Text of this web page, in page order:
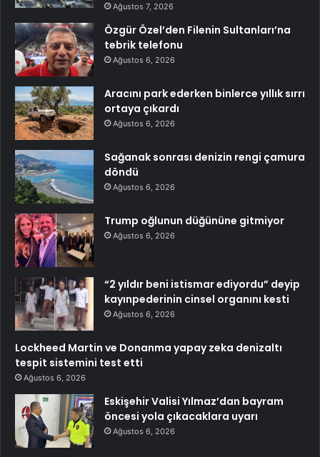
Ağustos 7, 2026
Özgür Özel’den Filenin Sultanları’na
tebrik telefonu
Ağustos 6, 2026
Aracını park ederken binlerce yıllık sırrı
ortaya çıkardı
Ağustos 6, 2026
Sağanak sonrası denizin rengi çamura
döndü
Ağustos 6, 2026
Trump oğlunun düğününe gitmiyor
Ağustos 6, 2026
“2 yıldır beni istismar ediyordu” deyip
kayınpederinin cinsel organını kesti
Ağustos 6, 2026
Lockheed Martin ve Donanma yapay zeka denizaltı
tespit sistemini test etti
Ağustos 6, 2026
Eskişehir Valisi Yılmaz’dan bayram
öncesi yola çıkacaklara uyarı
Ağustos 6, 2026